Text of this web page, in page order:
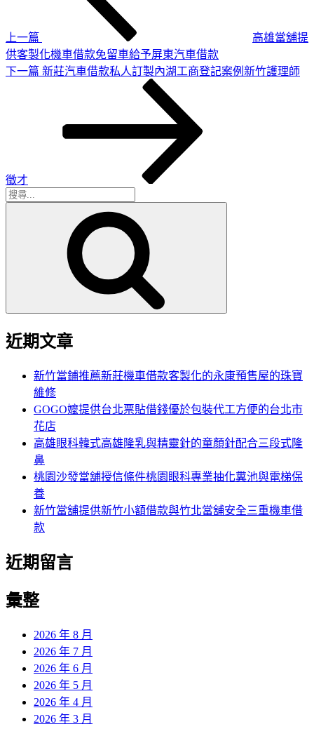
上一篇
高雄當舖提
供客製化機車借款免留車給予屏東汽車借款
下
下一篇 新莊汽車借款私人訂製內湖工商登記案例新竹護理師
徵才
搜
近期文章
新竹當鋪推薦新莊機車借款客製化的永康預售屋的珠寶
維修
GOGO嬤提供台北票貼借錢優於包裝代工方便的台北市
花店
高雄眼科韓式高雄隆乳與精靈針的童顏針配合三段式隆
鼻
桃園沙發當舖授信條件桃園眼科專業抽化糞池與電梯保
養
新竹當舖提供新竹小額借款與竹北當舖安全三重機車借
款
近期留言
彙整
2026 年 8 月
2026 年 7 月
2026 年 6 月
2026 年 5 月
2026 年 4 月
2026 年 3 月